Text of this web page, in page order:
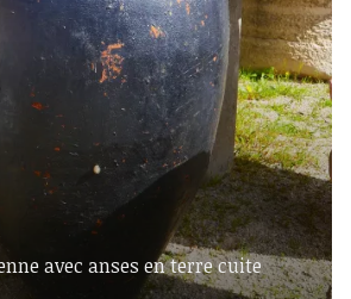
avec anses en terre cuite